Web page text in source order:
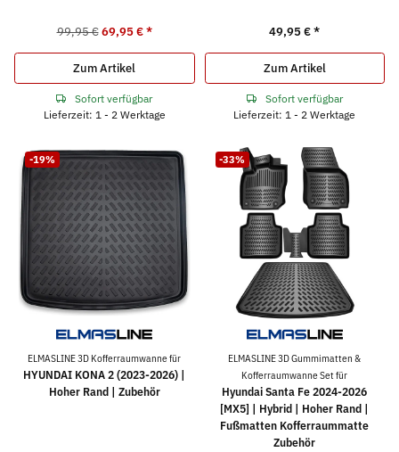
99,95 € 69,95 €*
Zum Artikel
Sofort verfügbar
Lieferzeit: 1 - 2 Werktage
49,95 €*
Zum Artikel
Sofort verfügbar
Lieferzeit: 1 - 2 Werktage
-19%
ELMASLINE 3D Kofferraumwanne für
HYUNDAI KONA 2 (2023-2026) |
Hoher Rand | Zubehör
-33%
ELMASLINE 3D Gummimatten &
Kofferraumwanne Set für
Hyundai Santa Fe 2024-2026
[MX5] | Hybrid | Hoher Rand |
Fußmatten Kofferraummatte
Zubehör